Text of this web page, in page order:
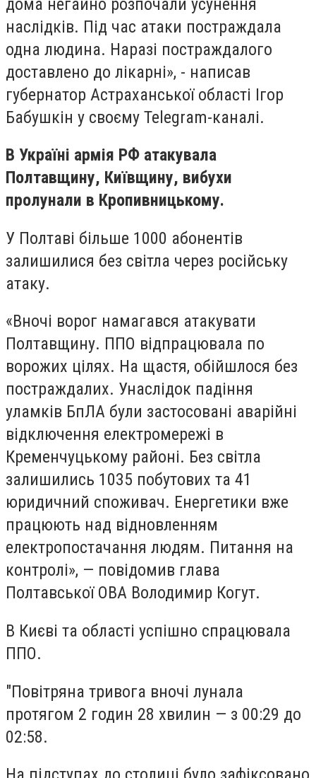
наслідків. Під час атаки постраждала
одна людина. Наразі постраждалого
доставлено до лікарні», - написав
губернатор Астраханської області Ігор
Бабушкін у своєму Telegram-каналі.
В Україні армія РФ атакувала
Полтавщину, Київщину, вибухи
пролунали в Кропивницькому.
У Полтаві більше 1000 абонентів
залишилися без світла через російську
атаку.
«Вночі ворог намагався атакувати
Полтавщину. ППО відпрацювала по
ворожих цілях. На щастя, обійшлося без
постраждалих. Унаслідок падіння
уламків БпЛА були застосовані аварійні
відключення електромережі в
Кременчуцькому районі. Без світла
залишились 1035 побутових та 41
юридичний споживач. Енергетики вже
працюють над відновленням
електропостачання людям. Питання на
контролі», — повідомив глава
Полтавської ОВА Володимир Когут.
В Києві та області успішно спрацювала
ППО.
"Повітряна тривога вночі лунала
протягом 2 годин 28 хвилин — з 00:29 до
02:58.